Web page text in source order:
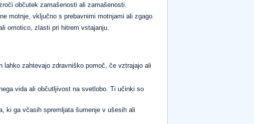
občutek zamašenosti ali zamašenosti.
motnje, vključno s prebavnimi motnjami ali zgago.
omotico, zlasti pri hitrem vstajanju.
zahtevajo zdravniško pomoč, če vztrajajo ali
vida ali občutljivost na svetlobo. Ti učinki so
ki ga včasih spremljata šumenje v ušesih ali